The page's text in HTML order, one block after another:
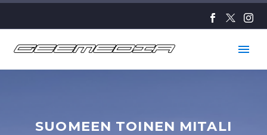
SUOMEEN TOINEN MITALI